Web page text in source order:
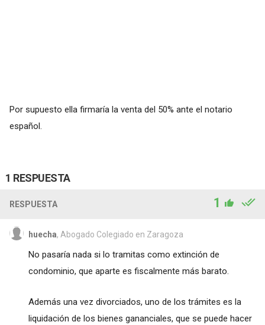
Por supuesto ella firmaría la venta del 50% ante el notario
español.
1 RESPUESTA
RESPUESTA 1
huecha, Abogado Colegiado en Zaragoza
No pasaría nada si lo tramitas como extinción de
condominio, que aparte es fiscalmente más barato.
Además una vez divorciados, uno de los trámites es la
liquidación de los bienes gananciales, que se puede hacer